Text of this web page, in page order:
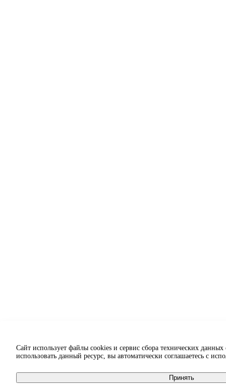
Сайт использует файлы cookies и сервис сбора технических
использовать данный ресурс, вы автоматически соглашаетесь с
Принять